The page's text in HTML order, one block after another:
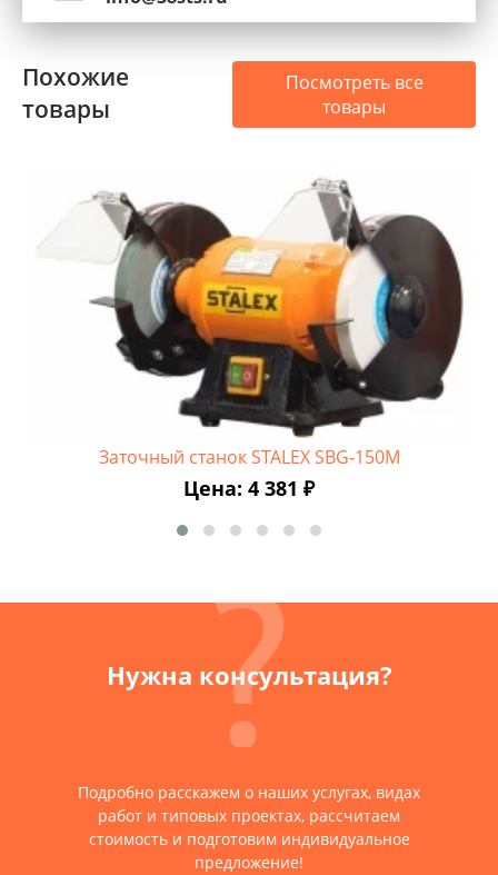
Похожие
товары
Посмотреть все
товары
Заточный станок STALEX SBG-150M
Цена: 4 381 ₽
Нужна консультация?
Подробно расскажем о наших услугах, видах
работ и типовых проектах, рассчитаем
стоимость и подготовим индивидуальное
предложение!